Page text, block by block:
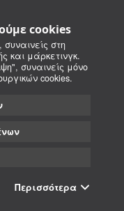
cookies
στη
και μάρκετινγκ.
συναινείς μόνο
cookies.
Περισσότερα